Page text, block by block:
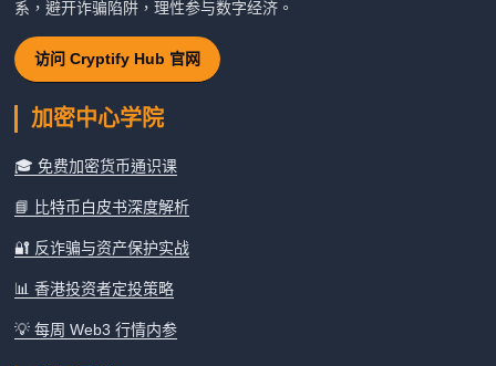
系，避开诈骗陷阱，理性参与数字经济。
访问 Cryptify Hub 官网
加密中心学院
🎓 免费加密货币通识课
📘 比特币白皮书深度解析
🔐 反诈骗与资产保护实战
📊 香港投资者定投策略
💡 每周 Web3 行情内参